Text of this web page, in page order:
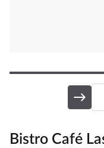
Bistro Café